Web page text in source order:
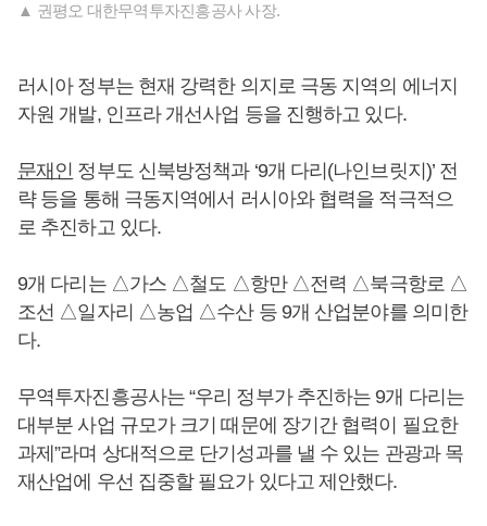
▲ 권평오 대한무역투자진흥공사 사장.
러시아 정부는 현재 강력한 의지로 극동 지역의 에너지
자원 개발, 인프라 개선사업 등을 진행하고 있다.
문재인 정부도 신북방정책과 ‘9개 다리(나인브릿지)’ 전
략 등을 통해 극동지역에서 러시아와 협력을 적극적으
로 추진하고 있다.
9개 다리는 △가스 △철도 △항만 △전력 △북극항로 △
조선 △일자리 △농업 △수산 등 9개 산업분야를 의미한
다.
무역투자진흥공사는 “우리 정부가 추진하는 9개 다리는
대부분 사업 규모가 크기 때문에 장기간 협력이 필요한
과제”라며 상대적으로 단기성과를 낼 수 있는 관광과 목
재산업에 우선 집중할 필요가 있다고 제안했다.